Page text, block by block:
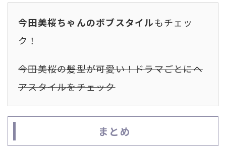
今田美桜ちゃんのボブスタイルもチェッ
ク！
今田美桜の髪型が可愛い！ドラマごとにヘ
アスタイルをチェック
まとめ